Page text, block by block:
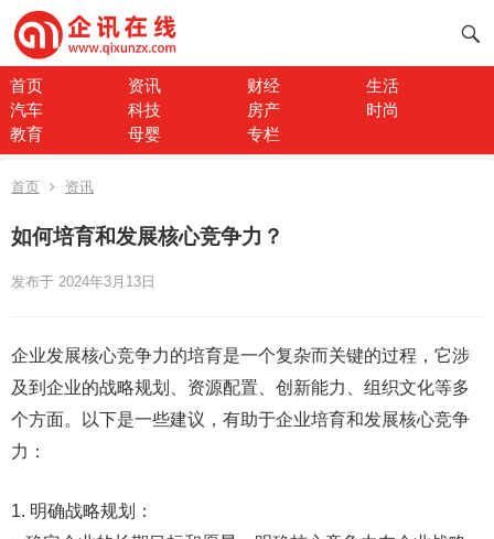
首页 资讯 财经
生活
汽车
科技 房产
时尚
教育
母婴 专栏
首页 资讯
如何培育和发展核心竞争力？
发布于 2024年3月13日
企业发展核心竞争力的培育是一个复杂而关键的过程，它涉
及到企业的战略规划、资源配置、创新能力、组织文化等多
个方面。以下是一些建议，有助于企业培育和发展核心竞争
力：
1. 明确战略规划：